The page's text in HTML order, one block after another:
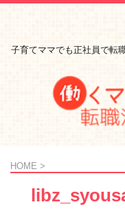
子育てママでも正社員で転
HOME >